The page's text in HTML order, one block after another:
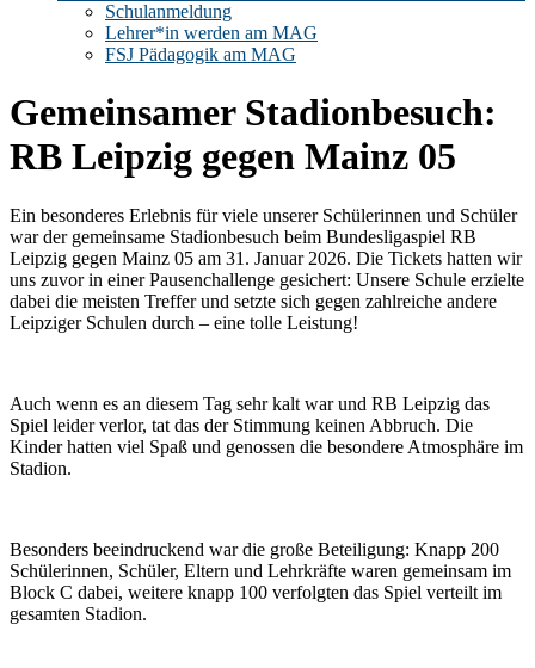
Schulanmeldung
Lehrer*in werden am MAG
FSJ Pädagogik am MAG
Gemeinsamer Stadionbesuch:
RB Leipzig gegen Mainz 05
Ein besonderes Erlebnis für viele unserer Schülerinnen und Schüler
war der gemeinsame Stadionbesuch beim Bundesligaspiel RB
Leipzig gegen Mainz 05 am 31. Januar 2026. Die Tickets hatten wir
uns zuvor in einer Pausenchallenge gesichert: Unsere Schule erzielte
dabei die meisten Treffer und setzte sich gegen zahlreiche andere
Leipziger Schulen durch – eine tolle Leistung!
Auch wenn es an diesem Tag sehr kalt war und RB Leipzig das
Spiel leider verlor, tat das der Stimmung keinen Abbruch. Die
Kinder hatten viel Spaß und genossen die besondere Atmosphäre im
Stadion.
Besonders beeindruckend war die große Beteiligung: Knapp 200
Schülerinnen, Schüler, Eltern und Lehrkräfte waren gemeinsam im
Block C dabei, weitere knapp 100 verfolgten das Spiel verteilt im
gesamten Stadion.